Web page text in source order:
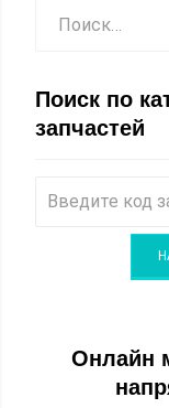
Поиск по
запчастей
Онлайн